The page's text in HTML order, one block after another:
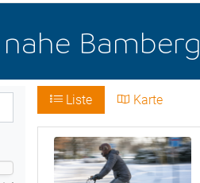
Bamberg
Liste Karte